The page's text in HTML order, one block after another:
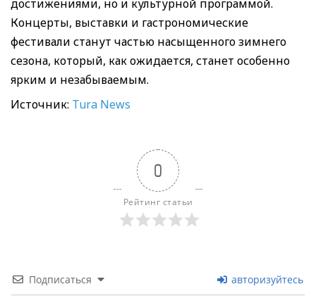
достижениями, но и культурной программой.
Концерты, выставки и гастрономические
фестивали станут частью насыщенного зимнего
сезона, который, как ожидается, станет особенно
ярким и незабываемым.
Источник: Tura News
0
Рейтинг статьи
Подписаться авторизуйтесь